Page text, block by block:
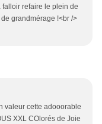
falloir refaire le plein de
grandmérage !<br />
valeur cette adooorable
XXL COlorés de Joie